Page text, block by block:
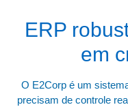
ERP
em
O E2Corp é um
precisam de controle